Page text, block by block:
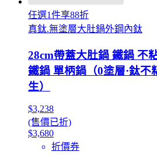
任選1件享88折
真鈦.無塗層大肚鍋外鋼內鈦
28cm帶蓋大肚鍋 鐵鍋 不
鐵鍋 單柄鍋（0塗層·鈦不
生）
$3,238
(售價已折)
$3,680
折價券